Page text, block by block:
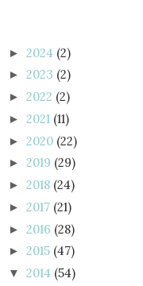
► 2024 (2)
► 2023 (2)
► 2022 (2)
► 2021 (11)
► 2020 (22)
► 2019 (29)
► 2018 (24)
► 2017 (21)
► 2016 (28)
► 2015 (47)
▼ 2014 (54)